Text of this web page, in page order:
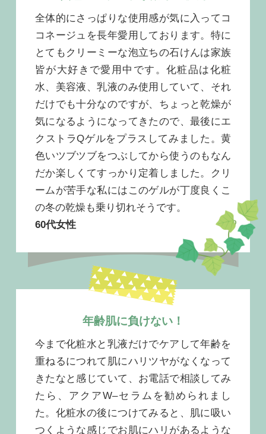
全体的にさっぱりな使用感が気に入ってコ
コネージュを長年愛用しております。特に
とてもクリーミーな泡立ちの石けんは家族
皆が大好きで愛用中です。化粧品は化粧
水、美容液、乳液のみ使用していて、それ
だけでも十分なのですが、ちょっと乾燥が
気になるようになってきたので、最後にエ
クストラQゲルをプラスしてみました。黄
色いツブツブをつぶしてから使うのもなん
だか楽しくてすっかり定着しました。クリ
ームが苦手な私にはこのゲルが丁度良くこ
の冬の乾燥も乗り切れそうです。
60代女性
年齢肌に負けない！
今まで化粧水と乳液だけでケアして年齢を
重ねるにつれて肌にハリツヤがなくなって
きたなと感じていて、お電話で相談してみ
たら、アクアW–セラムを勧められまし
た。化粧水の後につけてみると、肌に吸い
つくような感じでお肌にハリがあるような